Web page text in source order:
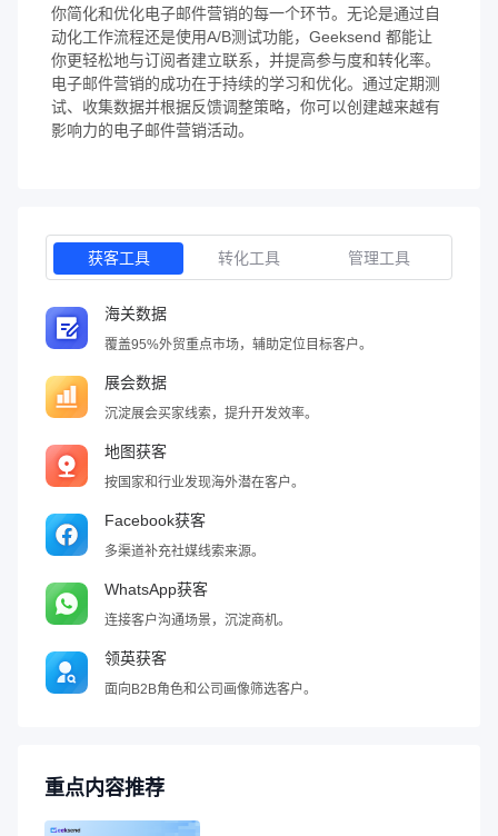
你简化和优化电子邮件营销的每一个环节。无论是通过自
动化工作流程还是使用A/B测试功能，Geeksend 都能让
你更轻松地与订阅者建立联系，并提高参与度和转化率。
电子邮件营销的成功在于持续的学习和优化。通过定期测
试、收集数据并根据反馈调整策略，你可以创建越来越有
影响力的电子邮件营销活动。
获客工具 转化工具 管理工具
海关数据
覆盖95%外贸重点市场，辅助定位目标客户。
展会数据
沉淀展会买家线索，提升开发效率。
地图获客
按国家和行业发现海外潜在客户。
Facebook获客
多渠道补充社媒线索来源。
WhatsApp获客
连接客户沟通场景，沉淀商机。
领英获客
面向B2B角色和公司画像筛选客户。
重点内容推荐